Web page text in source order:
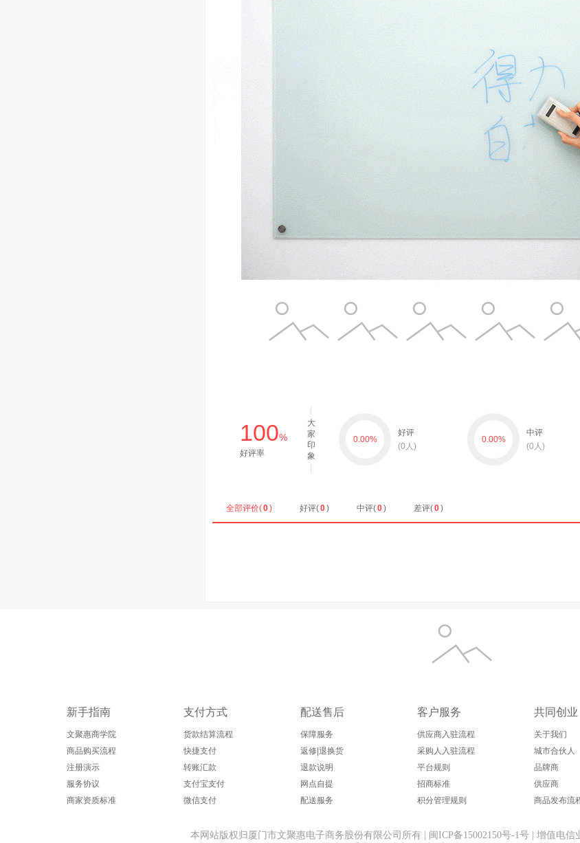
100%
好评率
大
家
印
象
0.00%
好评
(0 人)
0.00%
中评
(0 人)
全部评价(0) 好评(0) 中评(0) 差评(0)
新手指南
文聚惠商学院
商品购买流程
注册演示
服务协议
商家资质标准
支付方式
货款结算流程
快捷支付
转账汇款
支付宝支付
微信支付
配送售后
保障服务
返修|退换货
退款说明
网点自提
配送服务
客户服务
供应商入驻流程
采购人入驻流程
平台规则
招商标准
积分管理规则
共同创业
关于我们
城市合伙人
品牌商
供应商
商品发布流
本网站版权归厦门市文聚惠电子商务股份有限公司所有 | 闽ICP备15002150号-1号 | 增值电信